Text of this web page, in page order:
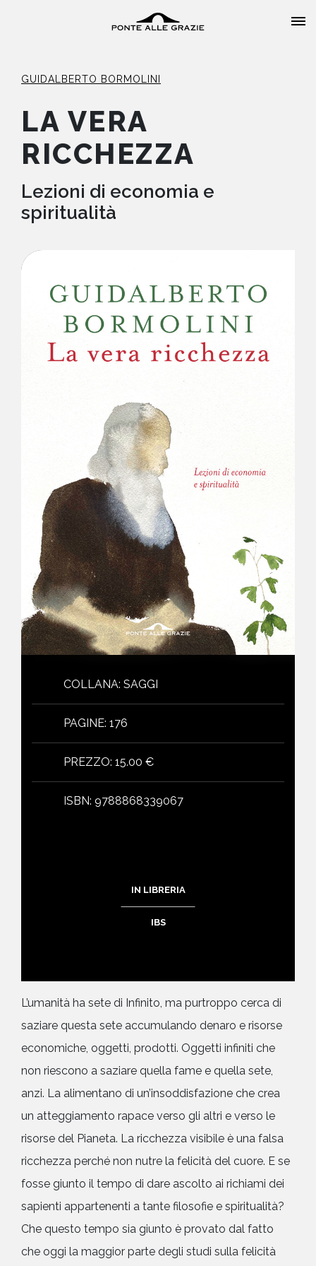
HOME
CHI SIAMO
EVENTI
NEWS
CONTATTI
GUIDALBERTO BORMOLINI
LA VERA
RICCHEZZA
Lezioni di economia e
spiritualità
COLLANA: SAGGI
PAGINE: 176
PREZZO: 15.00 €
ISBN: 9788868339067
IN LIBRERIA
IBS
L’umanità ha sete di Infinito, ma purtroppo cerca di
saziare questa sete accumulando denaro e risorse
economiche, oggetti, prodotti. Oggetti infiniti che
non riescono a saziare quella fame e quella sete,
anzi. La alimentano di un’insoddisfazione che crea
un atteggiamento rapace verso gli altri e verso le
risorse del Pianeta. La ricchezza visibile è una falsa
ricchezza perché non nutre la felicità del cuore. E se
fosse giunto il tempo di dare ascolto ai richiami dei
sapienti appartenenti a tante filosofie e spiritualità?
Che questo tempo sia giunto è provato dal fatto
che oggi la maggior parte degli studi sulla felicità